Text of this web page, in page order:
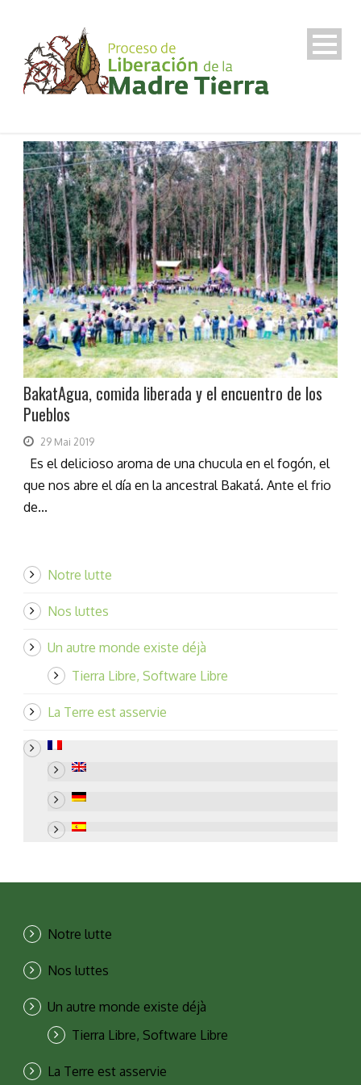
BakatAgua, comida liberada y el encuentro de los
Pueblos
29 Mai 2019
Es el delicioso aroma de una chucula en el fogón, el
que nos abre el día en la ancestral Bakatá. Ante el frio
de...
Notre lutte
Nos luttes
Un autre monde existe déjà
Tierra Libre, Software Libre
La Terre est asservie
Notre lutte
Nos luttes
Un autre monde existe déjà
Tierra Libre, Software Libre
La Terre est asservie